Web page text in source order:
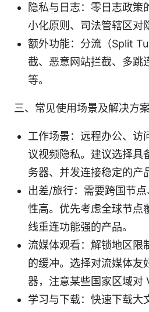
隐私与日志：零日志政策
小化原则、司法管辖区对
额外功能：分流（Split
截、恶意网站拦截、多跳
等。
三、常见使用场景及解决方案
工作场景：远程办公、访
议视频隐私。建议选择具
务器、并发连接稳定的产
出差/旅行：需要跨国节
性高。优先考虑全球节点
线重连功能强的产品。
流媒体观看：解锁地区限
的缓冲。选择对流媒体友
器，注意某些国家区域对
学习与下载：快速下载大